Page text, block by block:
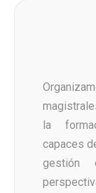
la
capaces
gestión